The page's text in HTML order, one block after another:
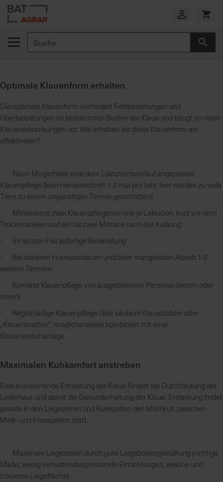
Zum
Inhalt
e
e
P
r
o
k
t
n
o
m
p
e
n
B
r
a
t
u
Suche
Optimale Klauenform erhalten
Die optimale Klauenform verhindert Fehlbelastungen und
Überbelastungen an bestimmten Stellen der Klaue und beugt so vielen
Klauenerkrankungen vor. Wie erhalten wir diese Klauenform am
effektivsten?
- Nach Möglichkeit eine dem Laktationsverlauf angepasste
Klauenpflege (kein Herdenschnitt 1-2 mal pro Jahr, hier werden zu viele
Tiere zu einem ungünstigen Termin geschnitten)
- Mindestens zwei Klauenpflegetermine je Laktation, kurz vor dem
Trockenstellen und ein bis zwei Monate nach der Kalbung
- Im akuten Fall sofortige Behandlung
- Bei starkem Hornwachstum und/oder mangelnden Abrieb 1-2
weitere Termine
- Korrekte Klauenpflege von ausgebildetem Personal (extern oder
intern)
- Regelmäßige Klauenpflege über saubere Klauenbäder oder
„Klauenmatten“, möglicherweise kombiniert mit einer
Klauenwaschanlage
Maximalen Kuhkomfort anstreben
Eine ausreichende Entlastung der Klaue fördert die Durchblutung der
Lederhaut und damit die Gesunderhaltung der Klaue. Entlastung findet
gerade in den Liegezeiten und Ruhezeiten der Milchkuh zwischen
Melk- und Fresszeiten statt.
- Maximale Liegezeiten durch gute Liegeboxengestaltung (richtige
Maße, wenig verhaltensbegrenzende Einrichtungen, weiche und
trockene Liegefläche)